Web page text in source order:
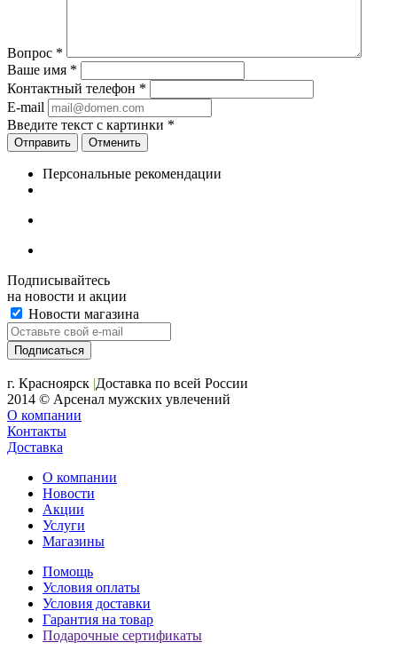
Вопрос *
Ваше имя *
Контактный телефон *
E-mail
Введите текст с картинки *
Отменить
Персональные рекомендации
Подписывайтесь
на новости и акции
Новости магазина
г. Красноярск |Доставка по всей России
2014 © Арсенал мужских увлечений
О компании
Контакты
Доставка
О компании
Новости
Акции
Услуги
Магазины
Помощь
Условия оплаты
Условия доставки
Гарантия на товар
Подарочные сертификаты